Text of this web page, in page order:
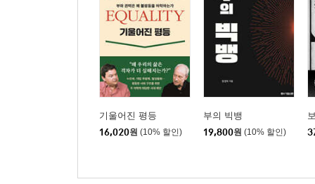
기울어진 평등
16,020원 (10% 할인)
부의 빅뱅
19,800원 (10% 할인)